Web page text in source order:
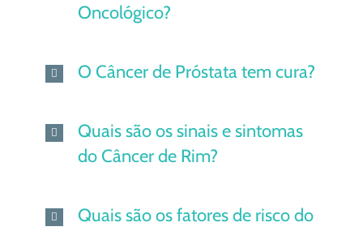
Oncológico?
O Câncer de Próstata tem cura?
Quais são os sinais e sintomas
do Câncer de Rim?
Quais são os fatores de risco do